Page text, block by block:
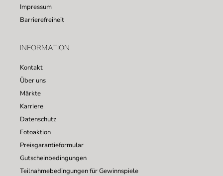
Impressum
Barrierefreiheit
INFORMATION
Kontakt
Über uns
Märkte
Karriere
Datenschutz
Fotoaktion
Preisgarantieformular
Gutscheinbedingungen
Teilnahmebedingungen für Gewinnspiele